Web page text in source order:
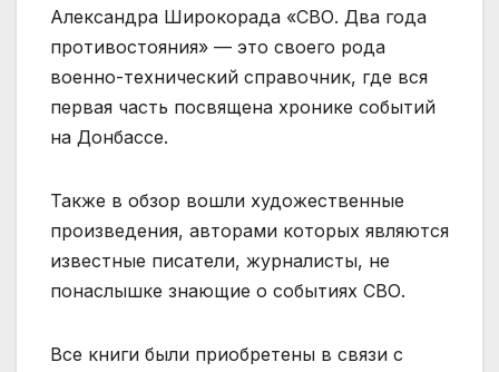
Александра Широкорада «СВО. Два года
противостояния» — это своего рода
военно-технический справочник, где вся
первая часть посвящена хронике событий
на Донбассе.
Также в обзор вошли художественные
произведения, авторами которых являются
известные писатели, журналисты, не
понаслышке знающие о событиях СВО.
Все книги были приобретены в связи с